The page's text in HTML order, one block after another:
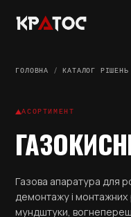
ГОЛОВНА /КАТАЛОГ РІШЕНЬ
АСОРТИМЕНТ
Газова апаратура для
демонтажу і монтажних
мундштуки,